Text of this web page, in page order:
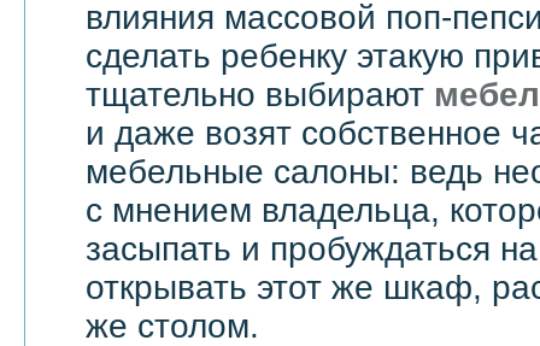
влияния массовой поп-
сделать ребенку этакую
тщательно выбирают
и даже возят собственное
мебельные салоны: ведь
с мнением владельца,
засыпать и пробуждаться
открывать этот же шкаф,
же столом.